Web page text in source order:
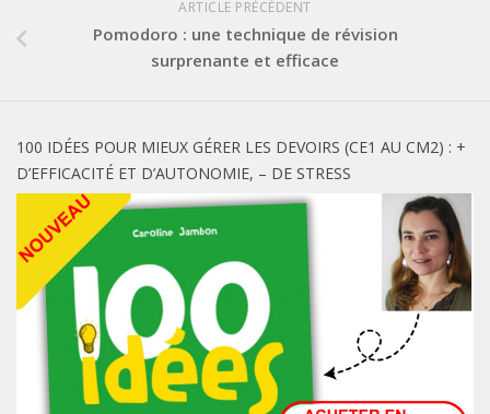
ARTICLE PRÉCÉDENT
Pomodoro : une technique de révision
surprenante et efficace
100 IDÉES POUR MIEUX GÉRER LES DEVOIRS (CE1 AU CM2) : +
D’EFFICACITÉ ET D’AUTONOMIE, – DE STRESS